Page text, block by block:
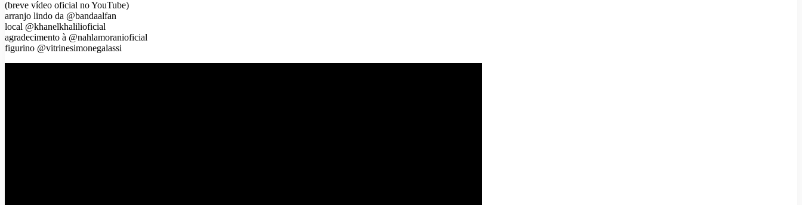
(breve vídeo oficial no YouTube)
arranjo lindo da @bandaalfan
local @khanelkhalilioficial
agradecimento à @nahlamoranioficial
figurino @vitrinesimonegalassi